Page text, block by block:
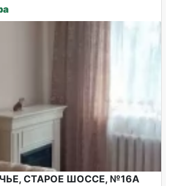
СТАРОЕ ШОССЕ, №16А